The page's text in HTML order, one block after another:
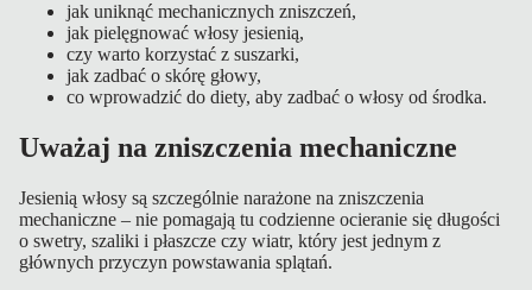
jak uniknąć mechanicznych zniszczeń,
jak pielęgnować włosy jesienią,
czy warto korzystać z suszarki,
jak zadbać o skórę głowy,
co wprowadzić do diety, aby zadbać o włosy od środka.
Uważaj na zniszczenia mechaniczne
Jesienią włosy są szczególnie narażone na zniszczenia
mechaniczne – nie pomagają tu codzienne ocieranie się długości
o swetry, szaliki i płaszcze czy wiatr, który jest jednym z
głównych przyczyn powstawania splątań.